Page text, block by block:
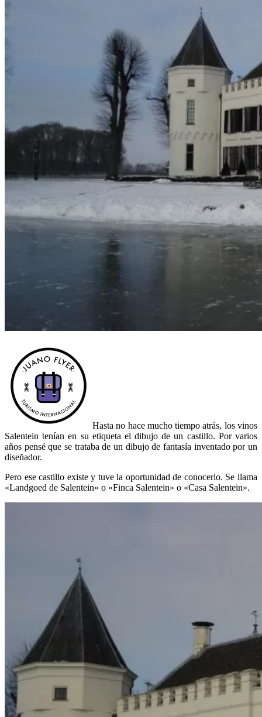
Hasta no hace mucho tiempo atrás, los vinos
Salentein tenían en su etiqueta el dibujo de un castillo. Por varios
años pensé que se trataba de un dibujo de fantasía inventado por un
diseñador.
Pero ese castillo existe y tuve la oportunidad de conocerlo. Se llama
«Landgoed de Salentein» o «Finca Salentein» o «Casa Salentein».